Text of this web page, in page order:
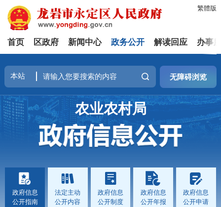
繁體版
首页 区政府 新闻中心 政务公开 解读回应 办事
无障碍浏览
农业农村局
政府信息
公开指南
法定主动
公开内容
政府信息
公开制度
政府信息
公开年报
政府信息
公开申请